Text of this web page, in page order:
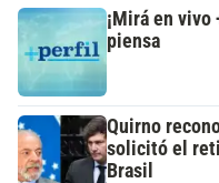
¡Mirá en
piensa
Quirno
solicitó el
Brasil